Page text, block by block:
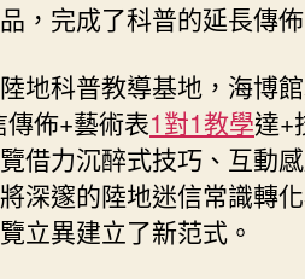
，完成了科普的延長傳佈
地科普教導基地，海博
傳佈+藝術表1對1教學達+
借力沉醉式技巧、互動
將深邃的陸地迷信常識轉
立異建立了新范式。